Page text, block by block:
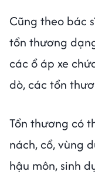
Cũng theo bác
tổn thương
các ổ áp xe
dò, các tổn
Tổn thương có
nách, cổ, vùng
hậu môn, sinh